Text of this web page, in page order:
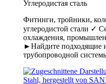
Углеродистая сталь
Фитинги, тройники,
углеродистой стали ✓
охлаждения,
►Найдите подходящие
трубопроводной